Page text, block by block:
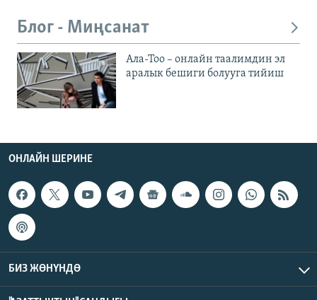
Блог - Миңсанат
Ала-Тоо – онлайн таалимдин эл
аралык бешиги болууга тийиш
ОНЛАЙН ШЕРИНЕ
БИЗ ЖӨНҮНДӨ